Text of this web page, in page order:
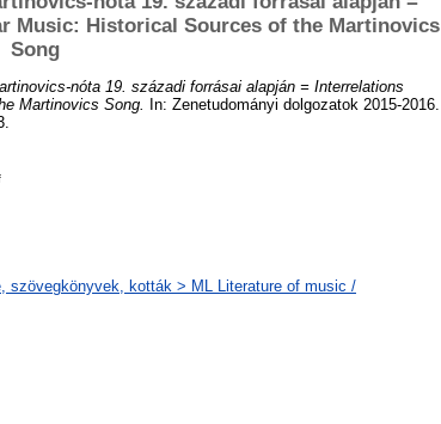
Music: Historical Sources of the Martinovics
Song
nóta 19. századi forrásai alapján = Interrelations
Martinovics Song. In: Zenetudományi dolgozatok 2015-2016.
szövegkönyvek, kották > ML Literature of music /